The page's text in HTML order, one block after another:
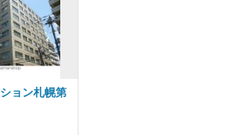
ョン札幌第